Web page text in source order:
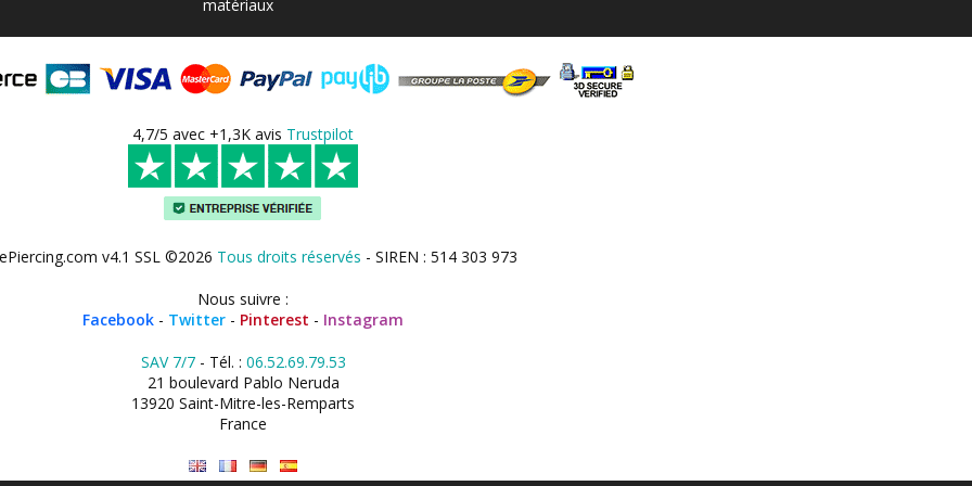
matériaux
4,7/5 avec +1,3K avis Trustpilot
v4.1 SSL ©2026 Tous droits réservés - SIREN : 514 303 973
Nous suivre :
Facebook - Twitter - Pinterest - Instagram
SAV 7/7- Tél. : 06.52.69.79.53
21 boulevard Pablo Neruda
13920 Saint-Mitre-les-Remparts
France